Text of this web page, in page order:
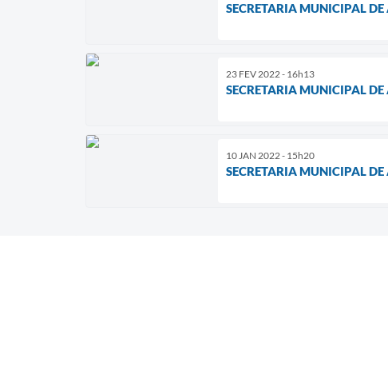
SECRETARIA MUNICIPAL
23 FEV 2022 - 16h13
SECRETARIA MUNICIPAL
10 JAN 2022 - 15h20
SECRETARIA MUNICIPAL